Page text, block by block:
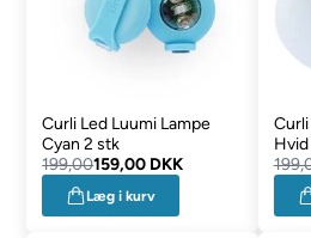
Curli Led Luumi Lampe
Cyan 2 stk
199,00159,00 DKK
Læg i kurv